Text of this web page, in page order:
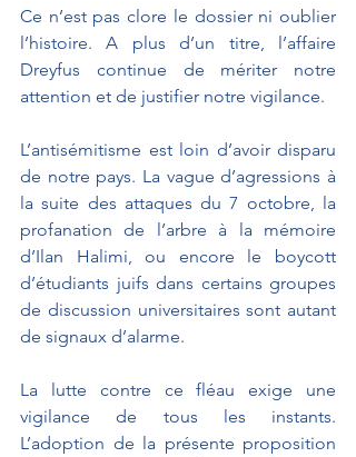
Ce n’est pas clore le dossier ni oublier
l’histoire. A plus d’un titre, l’affaire
Dreyfus continue de mériter notre
attention et de justifier notre vigilance.
L’antisémitisme est loin d’avoir disparu
de notre pays. La vague d’agressions à
la suite des attaques du 7 octobre, la
profanation de l’arbre à la mémoire
d’Ilan Halimi, ou encore le boycott
d’étudiants juifs dans certains groupes
de discussion universitaires sont autant
de signaux d’alarme.
La lutte contre ce fléau exige une
vigilance de tous les instants.
L’adoption de la présente proposition